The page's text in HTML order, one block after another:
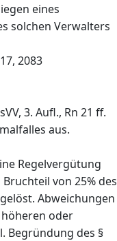
eines
solchen Verwalters
2083
3. Aufl., Rn 21 ff.
aus.
Regelvergütung
von 25% des
Abweichungen
oder
Begründung des §